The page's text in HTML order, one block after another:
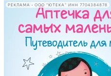
РЕКЛАМА • ООО "ЮТЕКА" ИНН 7704384878